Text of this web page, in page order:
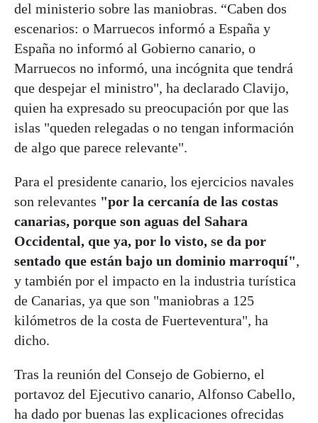
del ministerio sobre las maniobras. “Caben dos
escenarios: o Marruecos informó a España y
España no informó al Gobierno canario, o
Marruecos no informó, una incógnita que tendrá
que despejar el ministro", ha declarado Clavijo,
quien ha expresado su preocupación por que las
islas "queden relegadas o no tengan información
de algo que parece relevante".
Para el presidente canario, los ejercicios navales
son relevantes "por la cercanía de las costas
canarias, porque son aguas del Sahara
Occidental, que ya, por lo visto, se da por
sentado que están bajo un dominio marroquí",
y también por el impacto en la industria turística
de Canarias, ya que son "maniobras a 125
kilómetros de la costa de Fuerteventura", ha
dicho.
Tras la reunión del Consejo de Gobierno, el
portavoz del Ejecutivo canario, Alfonso Cabello,
ha dado por buenas las explicaciones ofrecidas